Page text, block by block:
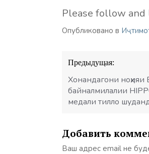
Please follow and
Опубликовано в
Навигация
по
записям
Предыдущая:
Хонандагони
байналмилалии
медали тилло
Добавить
Ваш адрес email не